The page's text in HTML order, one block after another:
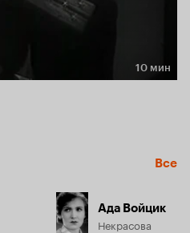
10 мин
Все
Ада Войцик
Некрасова